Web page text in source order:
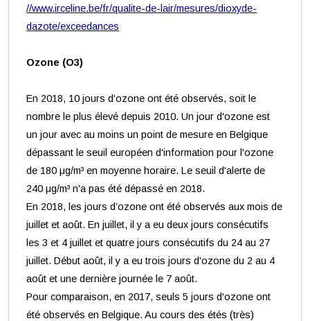
//www.irceline.be/fr/qualite-de-lair/mesures/dioxyde-
dazote/exceedances
Ozone (O3)
En 2018, 10 jours d'ozone ont été observés, soit le
nombre le plus élevé depuis 2010. Un jour d'ozone est
un jour avec au moins un point de mesure en Belgique
dépassant le seuil européen d'information pour l'ozone
de 180 μg/m³ en moyenne horaire. Le seuil d'alerte de
240 μg/m³ n'a pas été dépassé en 2018.
En 2018, les jours d’ozone ont été observés aux mois de
juillet et août. En juillet, il y a eu deux jours consécutifs
les 3 et 4 juillet et quatre jours consécutifs du 24 au 27
juillet. Début août, il y a eu trois jours d'ozone du 2 au 4
août et une dernière journée le 7 août.
Pour comparaison, en 2017, seuls 5 jours d'ozone ont
été observés en Belgique. Au cours des étés (très)